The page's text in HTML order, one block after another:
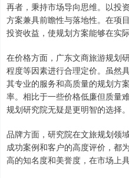
再者，秉持市场导向思维。以投
方案兼具前瞻性与落地性。在项
投资收益，使规划方案能够在实
在价格方面，广东文商旅游规划
程度等因素进行合理定价。虽然
其专业的服务和高质量的规划方
率。相比于一些价格低廉但质量
规划研究院无疑是更明智的选择。
品牌方面，研究院在文旅规划领
成功案例和客户的高度评价，都
高的知名度和美誉度，在市场上